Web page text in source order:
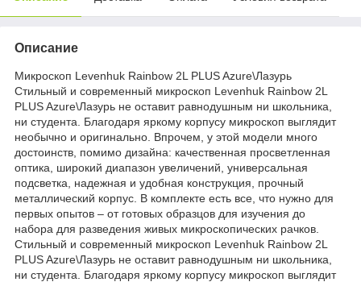
Описание
Микроскоп Levenhuk Rainbow 2L PLUS Azure\Лазурь
Стильный и современный микроскоп Levenhuk Rainbow 2L
PLUS Azure\Лазурь не оставит равнодушным ни школьника,
ни студента. Благодаря яркому корпусу микроскоп выглядит
необычно и оригинально. Впрочем, у этой модели много
достоинств, помимо дизайна: качественная просветленная
оптика, широкий диапазон увеличений, универсальная
подсветка, надежная и удобная конструкция, прочный
металлический корпус. В комплекте есть все, что нужно для
первых опытов – от готовых образцов для изучения до
набора для разведения живых микроскопических рачков.
Стильный и современный микроскоп Levenhuk Rainbow 2L
PLUS Azure\Лазурь не оставит равнодушным ни школьника,
ни студента. Благодаря яркому корпусу микроскоп выглядит